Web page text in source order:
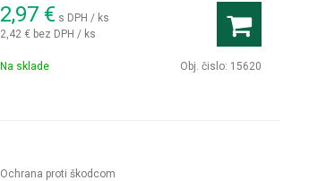
2,97 € s DPH / ks
2,42 € bez DPH / ks
Na sklade Obj. čislo: 15620
Ochrana proti škodcom